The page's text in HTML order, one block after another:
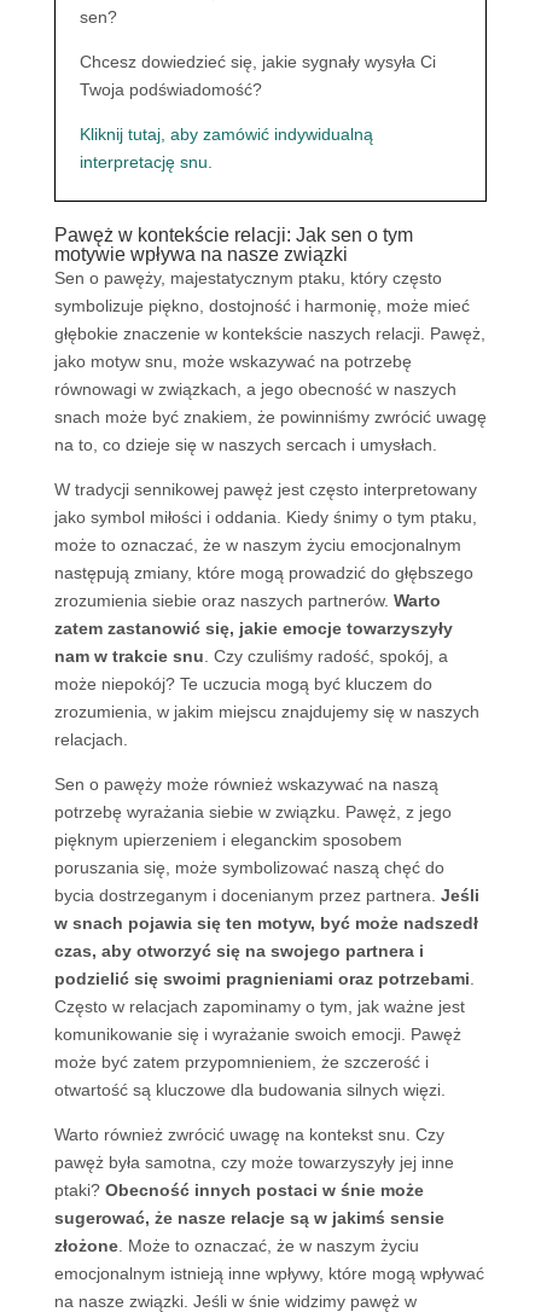
sen?
Chcesz dowiedzieć się, jakie sygnały wysyła Ci
Twoja podświadomość?
Kliknij tutaj, aby zamówić indywidualną
interpretację snu.
Pawęż w kontekście relacji: Jak sen o tym
motywie wpływa na nasze związki
Sen o pawęży, majestatycznym ptaku, który często
symbolizuje piękno, dostojność i harmonię, może mieć
głębokie znaczenie w kontekście naszych relacji. Pawęż,
jako motyw snu, może wskazywać na potrzebę
równowagi w związkach, a jego obecność w naszych
snach może być znakiem, że powinniśmy zwrócić uwagę
na to, co dzieje się w naszych sercach i umysłach.
W tradycji sennikowej pawęż jest często interpretowany
jako symbol miłości i oddania. Kiedy śnimy o tym ptaku,
może to oznaczać, że w naszym życiu emocjonalnym
następują zmiany, które mogą prowadzić do głębszego
zrozumienia siebie oraz naszych partnerów. Warto
zatem zastanowić się, jakie emocje towarzyszyły
nam w trakcie snu . Czy czuliśmy radość, spokój, a
może niepokój? Te uczucia mogą być kluczem do
zrozumienia, w jakim miejscu znajdujemy się w naszych
relacjach.
Sen o pawęży może również wskazywać na naszą
potrzebę wyrażania siebie w związku. Pawęż, z jego
pięknym upierzeniem i eleganckim sposobem
poruszania się, może symbolizować naszą chęć do
bycia dostrzeganym i docenianym przez partnera. Jeśli
w snach pojawia się ten motyw, być może nadszedł
czas, aby otworzyć się na swojego partnera i
podzielić się swoimi pragnieniami oraz potrzebami
Często w relacjach zapominamy o tym, jak ważne jest
komunikowanie się i wyrażanie swoich emocji. Pawęż
może być zatem przypomnieniem, że szczerość i
otwartość są kluczowe dla budowania silnych więzi.
Warto również zwrócić uwagę na kontekst snu. Czy
pawęż była samotna, czy może towarzyszyły jej inne
ptaki? Obecność innych postaci w śnie może
sugerować, że nasze relacje są w jakimś sensie
złożone. Może to oznaczać, że w naszym życiu
emocjonalnym istnieją inne wpływy, które mogą wpływać
na nasze związki. Jeśli w śnie widzimy pawęż w